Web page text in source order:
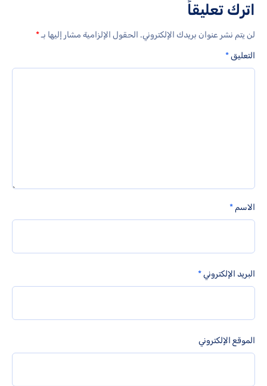
اترك تعليقاً
لن يتم نشر عنوان بريدك الإلكتروني. الحقول الإلزامية مشار إليها بـ*
التعليق*
الاسم *
البريد الإلكتروني*
الموقع الإلكتروني